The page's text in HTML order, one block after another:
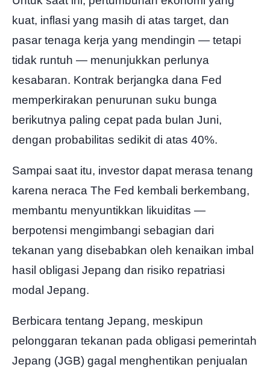
kuat, inflasi yang masih di atas target, dan
pasar tenaga kerja yang mendingin — tetapi
tidak runtuh — menunjukkan perlunya
kesabaran. Kontrak berjangka dana Fed
memperkirakan penurunan suku bunga
berikutnya paling cepat pada bulan Juni,
dengan probabilitas sedikit di atas 40%.
Sampai saat itu, investor dapat merasa tenang
karena neraca The Fed kembali berkembang,
membantu menyuntikkan likuiditas —
berpotensi mengimbangi sebagian dari
tekanan yang disebabkan oleh kenaikan imbal
hasil obligasi Jepang dan risiko repatriasi
modal Jepang.
Berbicara tentang Jepang, meskipun
pelonggaran tekanan pada obligasi pemerintah
Jepang (JGB) gagal menghentikan penjualan